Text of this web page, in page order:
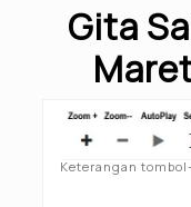
Gita
Keterangan